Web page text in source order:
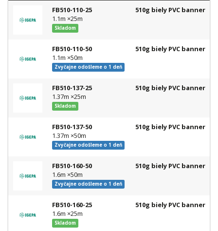
FB510-110-25
1.1m ×25m
Skladom
510g biely PVC banner
FB510-110-50
1.1m ×50m
Zvyčajne odošleme o 1 deň
510g biely PVC banner
FB510-137-25
1.37m ×25m
Skladom
510g biely PVC banner
FB510-137-50
1.37m ×50m
Zvyčajne odošleme o 1 deň
510g biely PVC banner
FB510-160-50
1.6m ×50m
Zvyčajne odošleme o 1 deň
510g biely PVC banner
FB510-160-25
1.6m ×25m
Skladom
510g biely PVC banner